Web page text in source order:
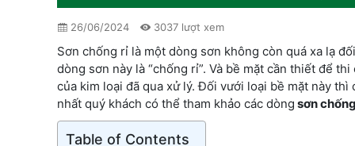
26/06/2024 3037 lượt xem
Sơn chống rỉ là một dòng sơn không còn quá xa lạ
dòng sơn này là “chống rỉ”. Và bề mặt cần thiết để
của kim loại đã qua xử lý. Đối vưới loại bề mặt này
nhất quý khách có thể tham khảo các dòng sơn
Table of Contents